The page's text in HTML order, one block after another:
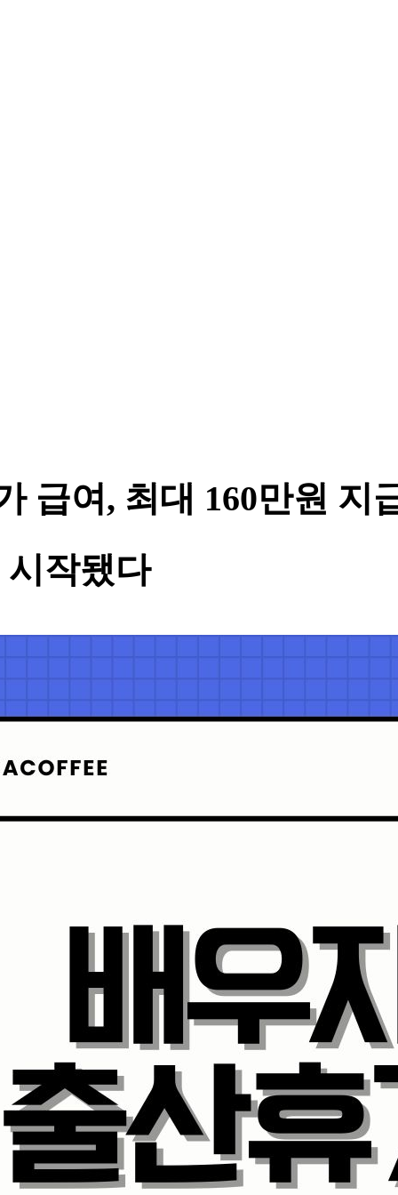
급여, 최대 160만원 지
시작됐다